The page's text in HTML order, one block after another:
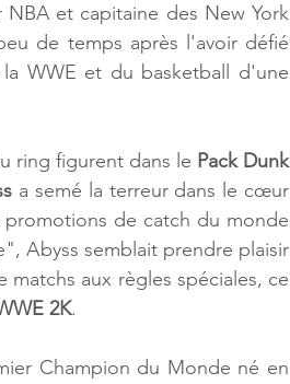
NBA et capitaine des New York
de temps après l'avoir défié
WWE et du basketball d'une
ring figurent dans le Pack Dunk
a semé la terreur dans le cœur
promotions de catch du monde
Abyss semblait prendre plaisir
matchs aux règles spéciales, ce
2K.
Champion du Monde né en